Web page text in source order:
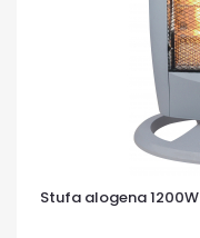
Stufa alogena 1200W